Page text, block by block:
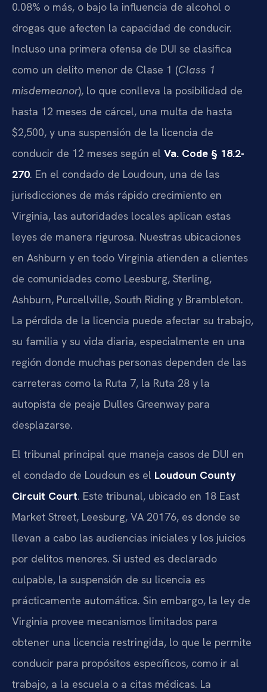
0.08% o más, o bajo la influencia de alcohol o
drogas que afecten la capacidad de conducir.
Incluso una primera ofensa de DUI se clasifica
como un delito menor de Clase 1 (Class 1
misdemeanor), lo que conlleva la posibilidad de
hasta 12 meses de cárcel, una multa de hasta
$2,500, y una suspensión de la licencia de
conducir de 12 meses según el Va. Code § 18.2-
270. En el condado de Loudoun, una de las
jurisdicciones de más rápido crecimiento en
Virginia, las autoridades locales aplican estas
leyes de manera rigurosa. Nuestras ubicaciones
en Ashburn y en todo Virginia atienden a clientes
de comunidades como Leesburg, Sterling,
Ashburn, Purcellville, South Riding y Brambleton.
La pérdida de la licencia puede afectar su trabajo,
su familia y su vida diaria, especialmente en una
región donde muchas personas dependen de las
carreteras como la Ruta 7, la Ruta 28 y la
autopista de peaje Dulles Greenway para
desplazarse.
El tribunal principal que maneja casos de DUI en
el condado de Loudoun es el Loudoun County
Circuit Court. Este tribunal, ubicado en 18 East
Market Street, Leesburg, VA 20176, es donde se
llevan a cabo las audiencias iniciales y los juicios
por delitos menores. Si usted es declarado
culpable, la suspensión de su licencia es
prácticamente automática. Sin embargo, la ley de
Virginia provee mecanismos limitados para
obtener una licencia restringida, lo que le permite
conducir para propósitos específicos, como ir al
trabajo, a la escuela o a citas médicas. La